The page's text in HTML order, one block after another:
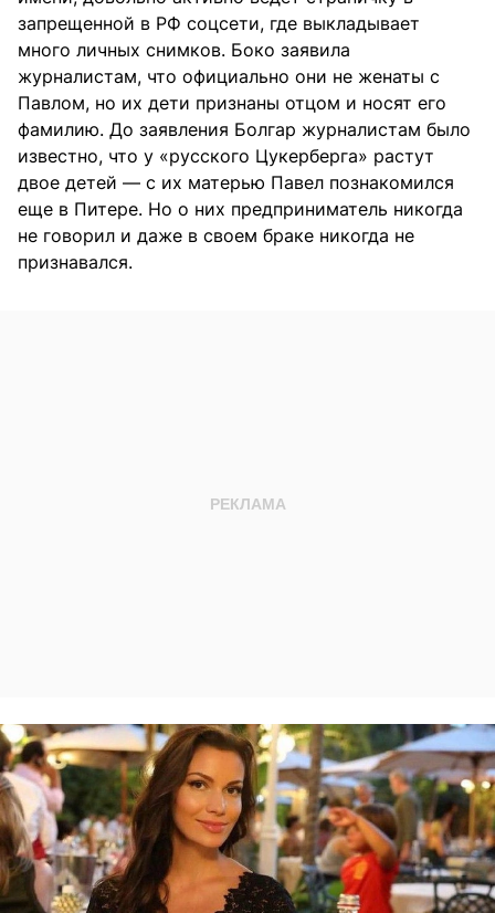
запрещенной в РФ соцсети, где выкладывает
много личных снимков. Боко заявила
журналистам, что официально они не женаты с
Павлом, но их дети признаны отцом и носят его
фамилию. До заявления Болгар журналистам было
известно, что у «русского Цукерберга» растут
двое детей — с их матерью Павел познакомился
еще в Питере. Но о них предприниматель никогда
не говорил и даже в своем браке никогда не
признавался.